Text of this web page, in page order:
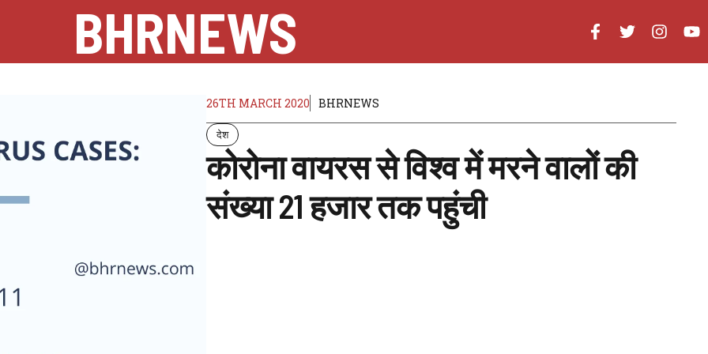
BHRNEWS
26TH MARCH 2020 BHRNEWS
देश
कोरोना वायरस से विश्व में मरने वालों की
संख्या 21 हजार तक पहुंची